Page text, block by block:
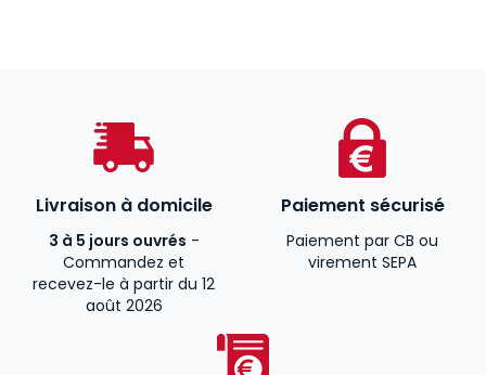
Livraison à domicile
3 à 5 jours ouvrés -
Commandez et
recevez-le à partir du 12
août 2026
Paiement sécurisé
Paiement par CB ou
virement SEPA